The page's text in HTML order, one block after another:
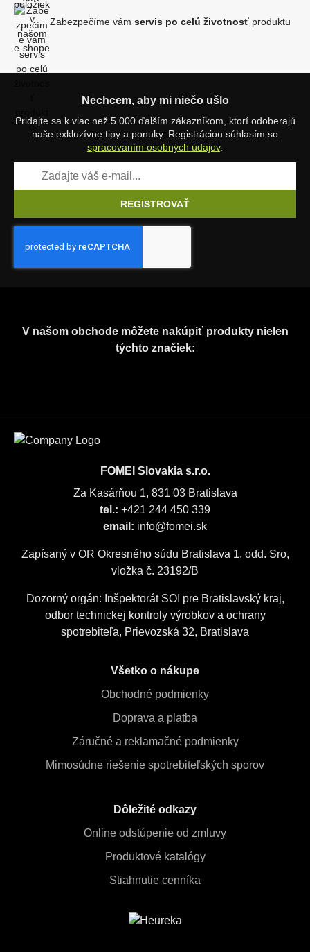
Zabezpečíme vám servis po celú životnosť produktu
Nechcem, aby mi niečo ušlo
Pridajte sa k viac než 5 000 ďalším zákazníkom, ktorí odoberajú
naše exkluzívne tipy a ponuky. Registráciou súhlasím so
spracovaním osobných údajov.
REGISTROVAŤ
V našom obchode môžete nakúpiť produkty nielen
týchto značiek:
FOMEI Slovakia s.r.o.
Za Kasárňou 1, 831 03 Bratislava
tel.: +421 244 450 339
email: info@fomei.sk
Zapísaný v OR Okresného súdu Bratislava 1, odd. Sro,
vložka č. 23192/B
Dozorný orgán: Inšpektorát SOI pre Bratislavský kraj,
odbor technickej kontroly výrobkov a ochrany
spotrebiteľa, Prievozská 32, Bratislava
Všetko o nákupe
Obchodné podmienky
Doprava a platba
Záručné a reklamačné podmienky
Mimosúdne riešenie spotrebiteľských sporov
Dôležité odkazy
Online odstúpenie od zmluvy
Produktové katalógy
Stiahnutie cenníka